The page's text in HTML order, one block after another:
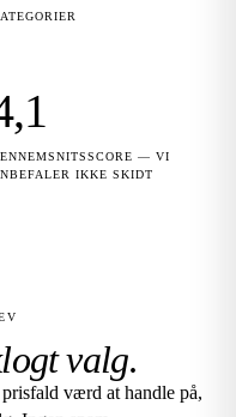
— VI
IKKE SKIDT
valg.
værd at handle på,